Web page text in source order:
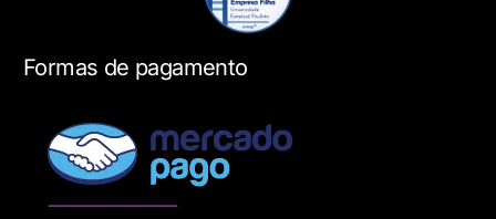
Formas de pagamento